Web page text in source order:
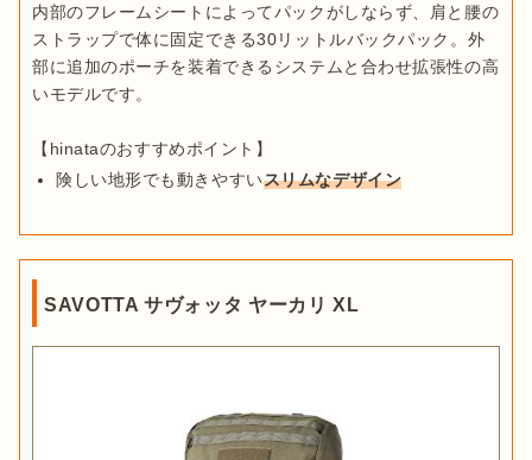
内部のフレームシートによってパックがしならず、肩と腰の
ストラップで体に固定できる30リットルバックパック。外
部に追加のポーチを装着できるシステムと合わせ拡張性の高
いモデルです。
険しい地形でも動きやすいスリムなデザイン
SAVOTTA サヴォッタ ヤーカリ XL